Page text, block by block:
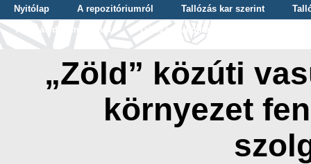
Nyitólap A repozitóriumról Tallózás kar szerint
Tallózás dátum szerint
Tallózás tudományterület szerint
„Zöld” közúti
környezet